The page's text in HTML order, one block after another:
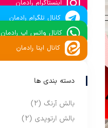
اینستاگرام رادمان
کانال تلگرام رادمان
کانال واتس اپ رادمان
کانال ایتا رادمان
دسته بندی ها
بالش آرنگ (2)
بالش ارتوپدی (2)